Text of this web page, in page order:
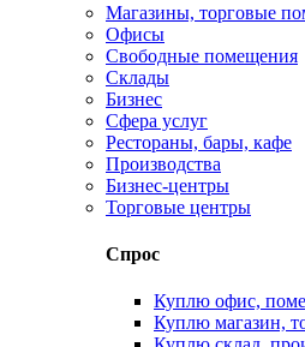
Магазины, торговые
Офисы
Свободные помещения
Склады
Бизнес
Сфера услуг
Рестораны, бары, кафе
Производства
Бизнес-центры
Торговые центры
Спрос
Куплю офис,
Куплю магазин,